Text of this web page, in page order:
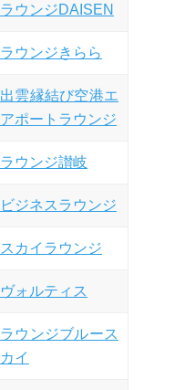
ラウンジDAISEN
ラウンジきらら
出雲縁結び空港エ
アポートラウンジ
ラウンジ讃岐
ビジネスラウンジ
スカイラウンジ
ヴォルティス
ラウンジブルース
カイ